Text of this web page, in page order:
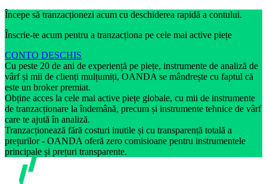
Începe să tranzacționezi acum cu deschiderea rapidă a contului.
Înscrie-te acum pentru a tranzacționa pe cele mai active piețe
CONTO DESCHIS
Cu peste 20 de ani de experiență pe piețe, instrumente de analiză de
vârf și mii de clienți mulțumiți, OANDA se mândrește cu faptul că
este un broker premiat.
Obține acces la cele mai active piețe globale, cu mii de instrumente
de tranzacționare la îndemână, precum și instrumente tehnice de vârf
care te ajută în analiză.
Tranzacționează fără costuri inutile și cu transparență totală a
prețurilor - OANDA oferă zero comisioane pentru instrumentele
principale și prețuri transparente.